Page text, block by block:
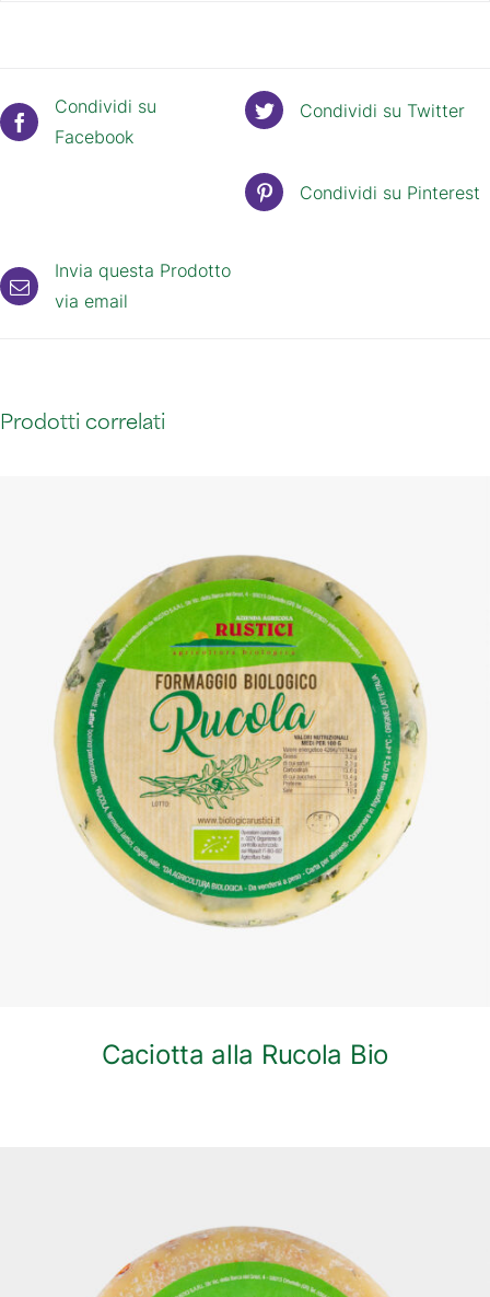
Condividi su
Facebook
Condividi su Twitter
Condividi su Pinterest
Invia questa Prodotto
via email
Prodotti correlati
DETTAGLI
Caciotta alla Rucola Bio